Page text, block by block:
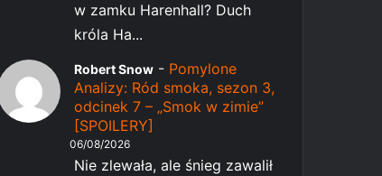
w zamku Harenhall? Duch
króla Ha...
Robert Snow - Pomylone
Analizy: Ród smoka, sezon 3,
odcinek 7 – „Smok w zimie”
[SPOILERY]
06/08/2026
Nie zlewała, ale śnieg zawalił